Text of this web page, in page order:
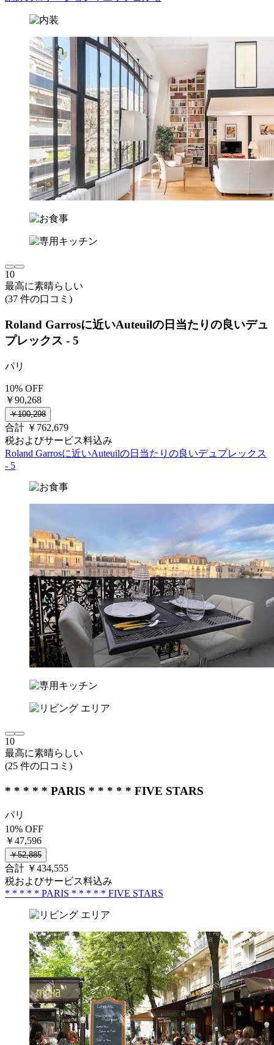
10
最高に素晴らしい
(37 件の口コミ)
Roland Garrosに近いAuteuilの日当たりの良いデュ
プレックス - 5
パリ
10% OFF
￥90,268
￥100,298
合計 ￥762,679
税およびサービス料込み
Roland Garrosに近いAuteuilの日当たりの良いデュプレックス
- 5
10
最高に素晴らしい
(25 件の口コミ)
* * * * * PARIS * * * * * FIVE STARS
パリ
10% OFF
￥47,596
￥52,885
合計 ￥434,555
税およびサービス料込み
* * * * * PARIS * * * * * FIVE STARS